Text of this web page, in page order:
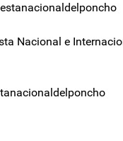
Nacional e